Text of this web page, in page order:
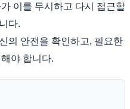
이를 무시하고 다시 접근할
다.
의 안전을 확인하고, 필요한
야 합니다.